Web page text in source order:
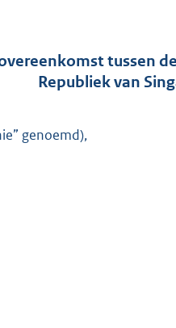
tussen
Republiek van
genoemd),